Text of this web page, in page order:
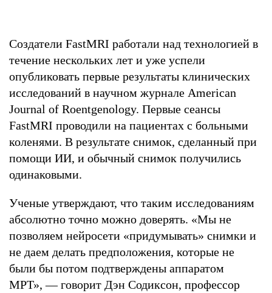
Создатели FastMRI работали над технологией в
течение нескольких лет и уже успели
опубликовать первые результаты клинических
исследований в научном журнале American
Journal of Roentgenology. Первые сеансы
FastMRI проводили на пациентах с больными
коленями. В результате снимок, сделанный при
помощи ИИ, и обычный снимок получились
одинаковыми.
Ученые утверждают, что таким исследованиям
абсолютно точно можно доверять. «Мы не
позволяем нейросети «придумывать» снимки и
не даем делать предположения, которые не
были бы потом подтверждены аппаратом
МРТ», — говорит Дэн Содиксон, профессор